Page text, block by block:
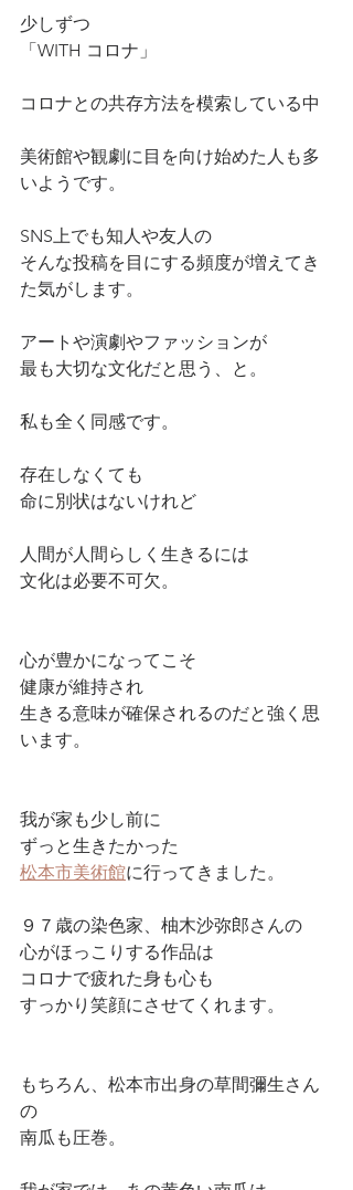
少しずつ
「WITH コロナ」
コロナとの共存方法を模索している中
美術館や観劇に目を向け始めた人も多
いようです。
SNS上でも知人や友人の
そんな投稿を目にする頻度が増えてき
た気がします。
アートや演劇やファッションが
最も大切な文化だと思う、と。
私も全く同感です。
存在しなくても
命に別状はないけれど
人間が人間らしく生きるには
文化は必要不可欠。
心が豊かになってこそ
健康が維持され
生きる意味が確保されるのだと強く思
います。
我が家も少し前に
ずっと生きたかった
松本市美術館に行ってきました。
９７歳の染色家、柚木沙弥郎さんの
心がほっこりする作品は
コロナで疲れた身も心も
すっかり笑顔にさせてくれます。
もちろん、松本市出身の草間彌生さん
の
南瓜も圧巻。